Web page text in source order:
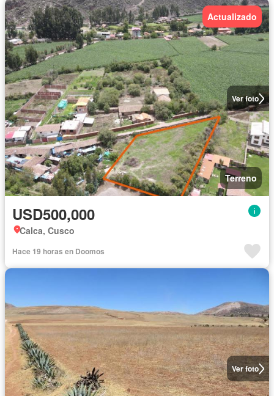
Ver foto
Actualizado
Terreno
USD500,000
Calca, Cusco
Hace 19 horas en Doomos
Ver foto